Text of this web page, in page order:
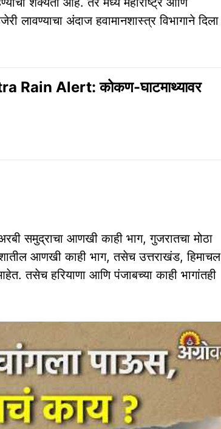
लावण्याचा अंदाज हवामानशास्त्र विभागाने दिला
Rain Alert: कोकण-घाटमाथ्यावर
समुद्राचा आणखी काही भाग, गुजरातचा मोठा
आणखी काही भाग, तसेच उत्तराखंड, हिमाचल
तसेच हरियाणा आणि पंजाबच्या काही भागांतही